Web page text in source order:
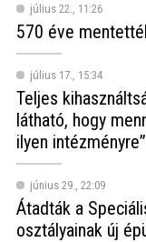
július 22., 11:26
570 éve
július 17., 15:34
Teljes
látható, hogy
ilyen intézményre”
június 29., 22:09
Átadták a
osztályainak új